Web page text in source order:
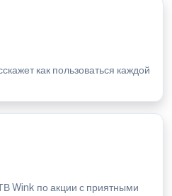
как пользоваться каждой
Wink по акции с приятными